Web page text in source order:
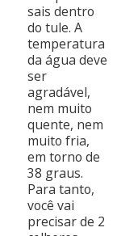
sais dentro
do tule. A
temperatura
da água deve
ser
agradável,
nem muito
quente, nem
muito fria,
em torno de
38 graus.
Para tanto,
você vai
precisar de 2